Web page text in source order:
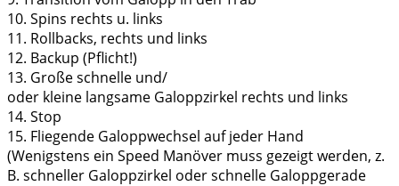
10. Spins rechts u. links
11. Rollbacks, rechts und links
12. Backup (Pflicht!)
13. Große schnelle und/
oder kleine langsame Galoppzirkel rechts und links
14. Stop
15. Fliegende Galoppwechsel auf jeder Hand
(Wenigstens ein Speed Manöver muss gezeigt werden, z.
B. schneller Galoppzirkel oder schnelle Galoppgerade